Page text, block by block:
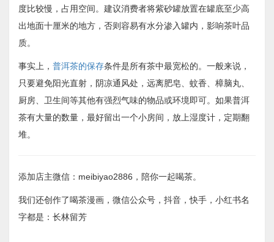
度比较慢，占用空间。建议消费者将紫砂罐放置在罐底至少高
出地面十厘米的地方，否则容易有水分渗入罐内，影响茶叶品
质。
事实上， 普洱茶的保存条件是所有茶中最宽松的。一般来说，
只要避免阳光直射，阴凉通风处，远离肥皂、蚊香、樟脑丸、
厨房、卫生间等其他有强烈气味的物品或环境即可。如果普洱
茶有大量的数量，最好留出一个小房间，放上湿度计，定期翻
堆。
添加店主微信：meibiyao2886，陪你一起喝茶。
我们还创作了喝茶漫画，微信公众号，抖音，快手，小红书名
字都是：长林留芳